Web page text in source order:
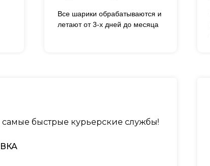
Все шарики обрабатываются и
летают от 3-х дней до месяца
самые быстрые курьерские службы!